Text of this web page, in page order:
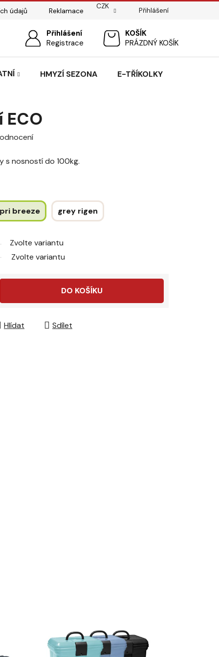
údajů
Reklamace
Pasování sedel pro koně
CZK
Přihlášení
Přihlášení
Registrace
NÁKUPNÍPRÁZDNÝ KOŠÍK
HMYZÍ SEZONA E-TŘÍKOLKY
s nosností do 100kg.
breeze grey rigen
Zvolte variantu
Zvolte variantu
DO KOŠÍKU
Hlídat Sdílet